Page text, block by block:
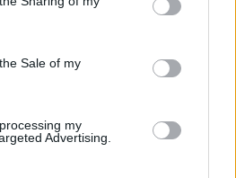
and its third-party tags to
purposes in below Google
Sale of my
my
Advertising.
levéltáros, a kiállítás egyik kurátora
által 1405-ben kiadott
amely jogot biztosított a
Kovács Sándor római katolikus
felsorolja azokat a
a Szent Mihály-templom